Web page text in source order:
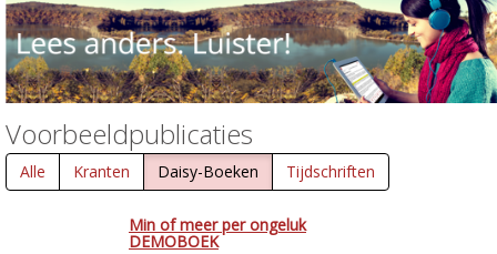
Voorbeeldpublicaties
Alle Kranten Daisy-Boeken Tijdschriften
Min of meer per ongeluk
DEMOBOEK